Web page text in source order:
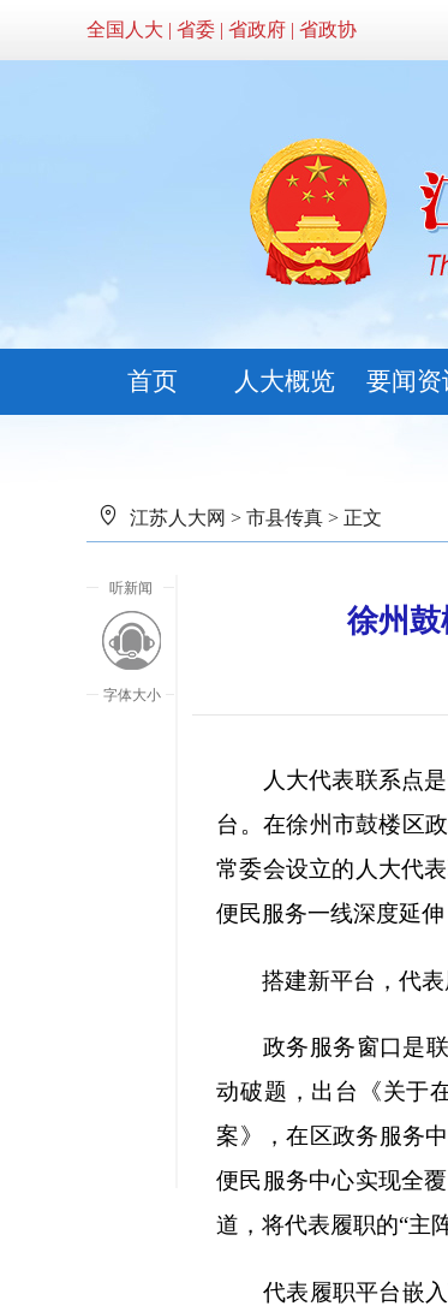
全国人大 | 省委 | 省政府 | 省政协
首页 人大概览 要闻资
江苏人大网 > 市县传真 > 正文
听新闻
字体大小
徐州
人大代表联系点是
台。在徐州市鼓楼区
常委会设立的人大代
便民服务一线深度延
搭建新平台，代表
政务服务窗口是联
动破题，出台《关于
案》，在区政务服务
便民服务中心实现全
道，将代表履职的“主
代表履职平台嵌入